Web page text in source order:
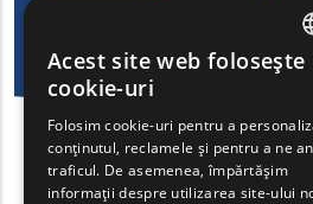
Acest site web folosește
cookie-uri
Folosim cookie-uri pentru a
conținutul, reclamele și pentru a ne
traficul. De asemenea, împărtășim
informații despre utilizarea site-ului